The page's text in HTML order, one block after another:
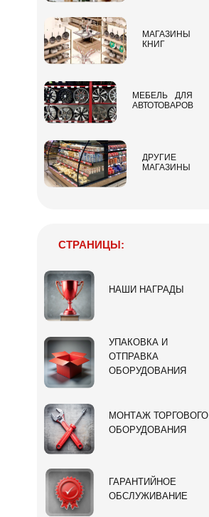
МАГАЗИНЫ
КНИГ
МЕБЕЛЬ ДЛЯ
АВТОТОВАРОВ
ДРУГИЕ
МАГАЗИНЫ
СТРАНИЦЫ:
НАШИ НАГРАДЫ
УПАКОВКА И
ОТПРАВКА
ОБОРУДОВАНИЯ
МОНТАЖ ТОРГОВОГО
ОБОРУДОВАНИЯ
ГАРАНТИЙНОЕ
ОБСЛУЖИВАНИЕ